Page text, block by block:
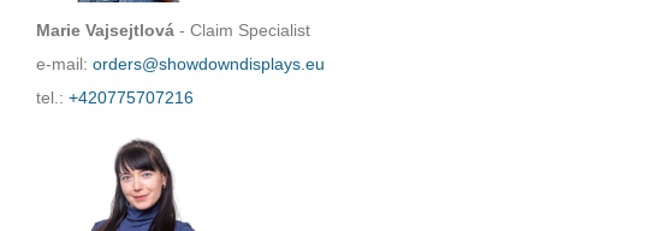
Marie Vajsejtlová - Claim Specialist
e-mail: orders@showdowndisplays.eu
tel.: +420775707216